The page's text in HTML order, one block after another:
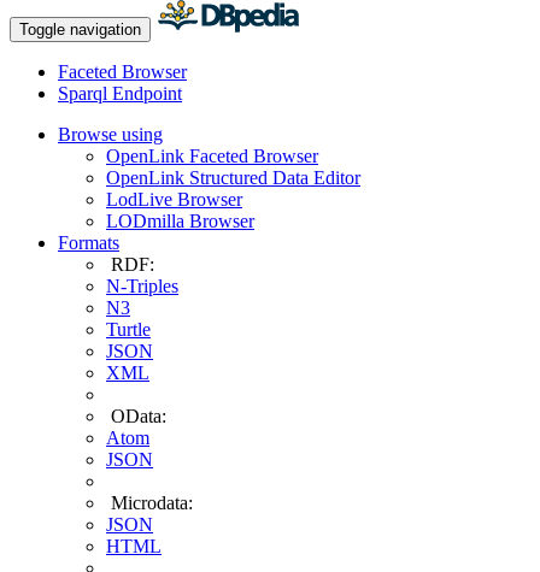
Toggle navigation
Faceted Browser
Sparql Endpoint
Browse using
OpenLink Faceted Browser
OpenLink Structured Data Editor
LodLive Browser
LODmilla Browser
Formats
RDF:
N-Triples
N3
Turtle
JSON
XML
OData:
Atom
JSON
Microdata:
JSON
HTML